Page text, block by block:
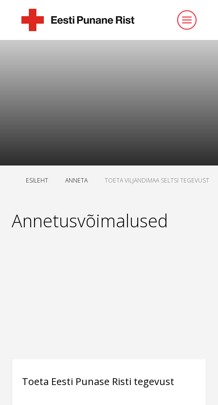
ESILEHT ANNETA TOETA VILJANDIMAA SELTSI TEGEVUST
Annetusvõimalused
Toeta Eesti Punase Risti tegevust